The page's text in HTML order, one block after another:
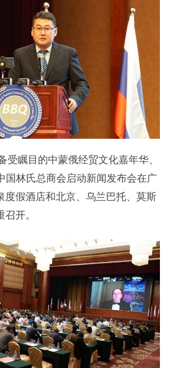
受瞩目的中蒙俄经贸文化嘉年华、
国林氏总商会启动新闻发布会在广
度假酒店和北京、乌兰巴托、莫斯
开。